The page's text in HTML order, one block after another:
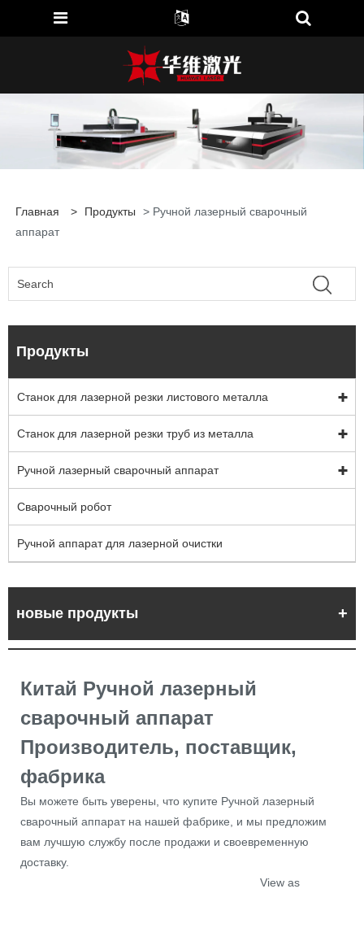
Главная > Продукты
> Ручной лазерный сварочный
аппарат
Продукты
Станок для лазерной резки листового металла
Станок для лазерной резки труб из металла
Ручной лазерный сварочный аппарат
Сварочный робот
Ручной аппарат для лазерной очистки
новые продукты
Китай Ручной лазерный
сварочный аппарат
Производитель, поставщик,
фабрика
Вы можете быть уверены, что купите Ручной лазерный
сварочный аппарат на нашей фабрике, и мы предложим
вам лучшую службу после продажи и своевременную
доставку.
View as